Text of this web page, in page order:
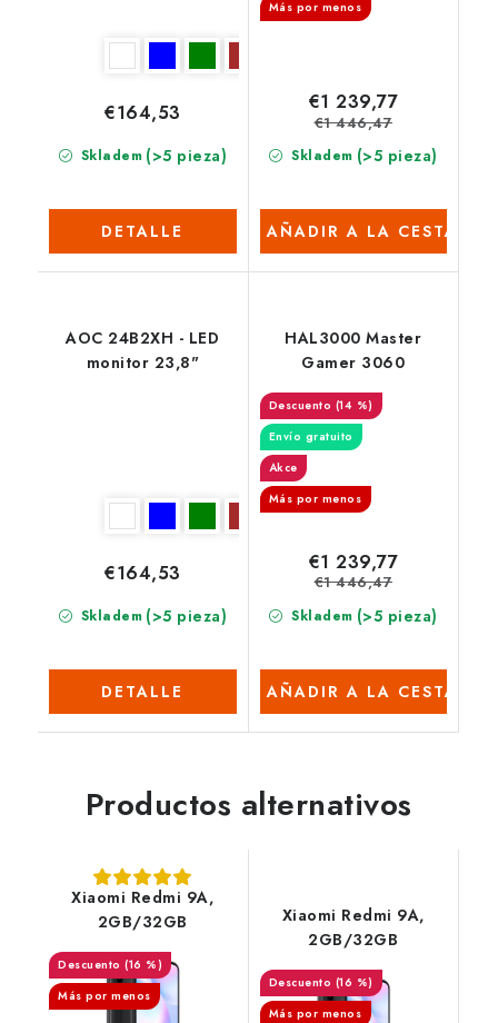
Skladem (>5 pieza)
€164,53
DETALLE
Más por menos
Skladem (>5 pieza)
€1 239,77
€1 446,47
AÑADIR A LA CESTA
AOC 24B2XH - LED
monitor 23,8"
Skladem (>5 pieza)
€164,53
DETALLE
HAL3000 Master
Gamer 3060
(14 %)
Envío gratuito
Akce
Más por menos
Skladem (>5 pieza)
€1 239,77
€1 446,47
AÑADIR A LA CESTA
Productos alternativos
Xiaomi Redmi 9A,
2GB/32GB
(16 %)
Más por menos
Xiaomi Redmi 9A,
2GB/32GB
(16 %)
Más por menos